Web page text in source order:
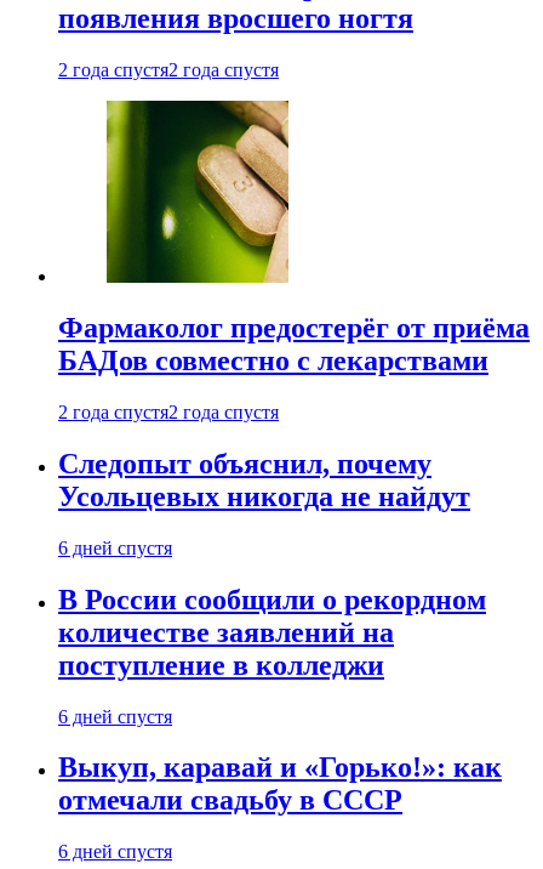
появления вросшего ногтя
2 года спустя2 года спустя
Фармаколог предостерёг от приёма
БАДов совместно с лекарствами
2 года спустя2 года спустя
Следопыт объяснил, почему
Усольцевых никогда не найдут
6 дней спустя
В России сообщили о рекордном
количестве заявлений на
поступление в колледжи
6 дней спустя
Выкуп, каравай и «Горько!»: как
отмечали свадьбу в СССР
6 дней спустя